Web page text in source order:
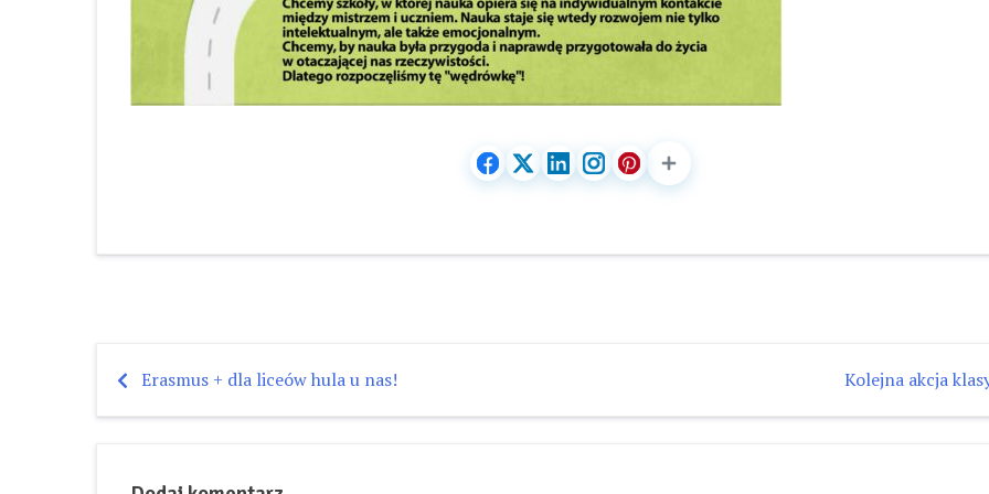
Nawigacja
Erasmus + dla liceów hula u nas! Kolejna akcja